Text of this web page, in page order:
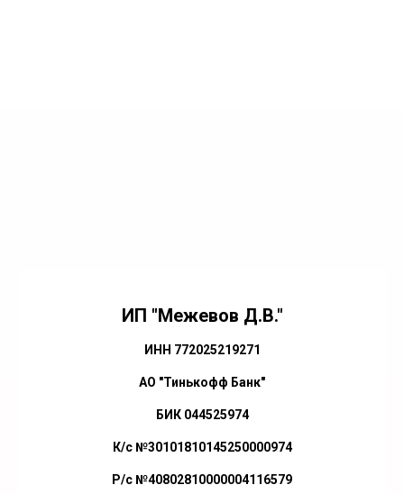
ИП "Межевов Д.В."
ИНН 772025219271
АО "Тинькофф Банк"
БИК 044525974
К/с №30101810145250000974
Р/с №40802810000004116579